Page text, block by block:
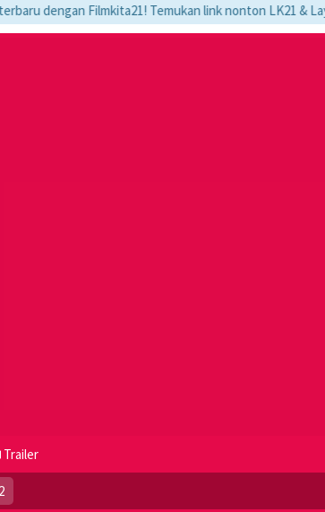
Temukan link nonton LK21 & Layarkaca21,
Trailer